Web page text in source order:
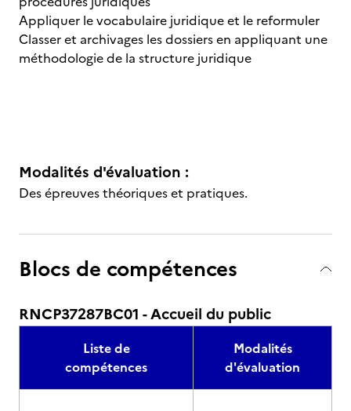
Appliquer le vocabulaire juridique et le reformuler
Classer et archivages les dossiers en appliquant une
méthodologie de la structure juridique
Modalités d'évaluation :
Des épreuves théoriques et pratiques.
Blocs de compétences
RNCP37287BC01 - Accueil du public
Liste de
compétences
Modalités
d'évaluation